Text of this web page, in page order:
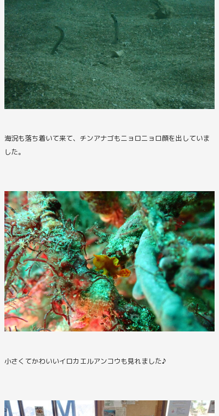
海況も落ち着いて来て、チンアナゴもニョロニョロ顔を出していま
した。
小さくてかわいいイロカエルアンコウも見れました♪